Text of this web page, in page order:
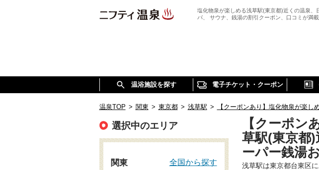
塩化物泉が楽しめる浅草駅(東京都)近くの温泉、
パ、 サウナ、銭湯の割引クーポン、口コミが満載
温浴施設を探す 電子チケット・クーポン
温泉TOP > 関東 > 東京都 > 浅草駅 > 【クーポンあり】塩化物泉が楽
【クーポン
草駅(東京都
ーパー銭湯
浅草駅は東京都台東区
選択中のエリア
関東 全国から探す